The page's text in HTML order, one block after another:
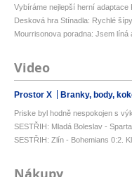
Vybíráme nejlepší herní adaptace
Desková hra Stínadla: Rychlé
Mourrisonova poradna: Jsem líná
Video
Prostor X Branky, body,
Priske byl hodně nespokojen s
SESTŘIH: Mladá Boleslav -
SESTŘIH: Zlín - Bohemians 0:2.